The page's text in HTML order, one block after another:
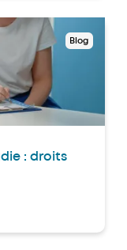
Blog
: droits